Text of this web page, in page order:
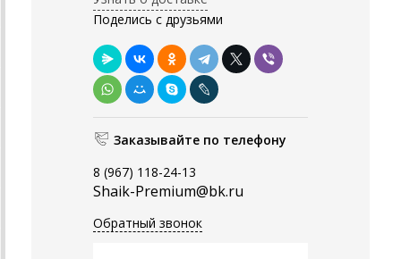
Поделись с друзьями
Заказывайте по телефону
8 (967) 118-24-13
Shaik-Premium@bk.ru
Обратный звонок